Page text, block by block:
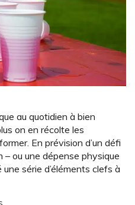
au quotidien à bien
on en récolte les
En prévision d’un défi
ou une dépense physique
série d’éléments clefs à